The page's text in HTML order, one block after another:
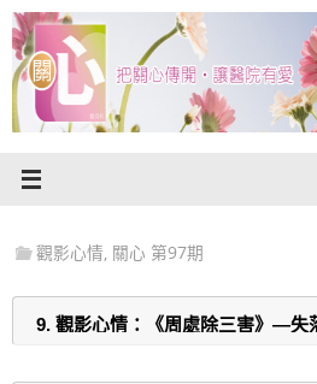
Skip
to
content
觀影心情, 關心 第97期